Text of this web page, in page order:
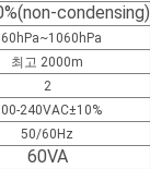
condensing)
최고 2000m
2
240VAC±10%
50/60Hz
60VA